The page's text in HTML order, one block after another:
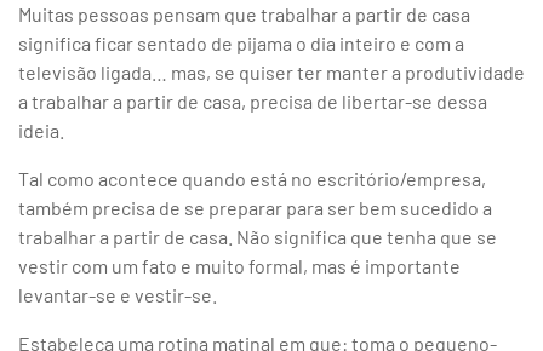
Muitas pessoas pensam que trabalhar a partir de casa
significa ficar sentado de pijama o dia inteiro e com a
televisão ligada… mas, se quiser ter manter a produtividade
a trabalhar a partir de casa, precisa de libertar-se dessa
ideia.
Tal como acontece quando está no escritório/empresa,
também precisa de se preparar para ser bem sucedido a
trabalhar a partir de casa. Não significa que tenha que se
vestir com um fato e muito formal, mas é importante
levantar-se e vestir-se.
Estabeleça uma rotina matinal em que: toma o pequeno-